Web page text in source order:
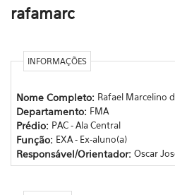
rafamarc
INFORMAÇÕES
Nome Completo: Rafael Marcelino
Departamento: FMA
Prédio: PAC - Ala Central
Função: EXA - Ex-aluno(a)
Responsável/Orientador: Oscar